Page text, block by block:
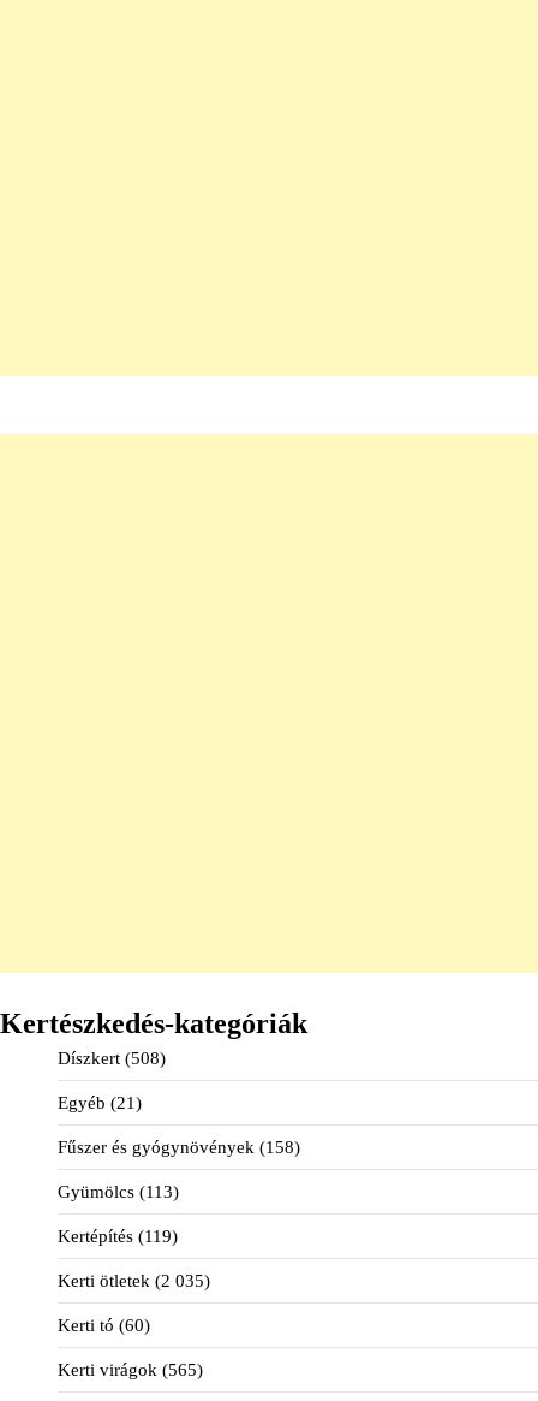
Kertészkedés-kategóriák
Díszkert (508)
Egyéb (21)
Fűszer és gyógynövények (158)
Gyümölcs (113)
Kertépítés (119)
Kerti ötletek (2 035)
Kerti tó (60)
Kerti virágok (565)